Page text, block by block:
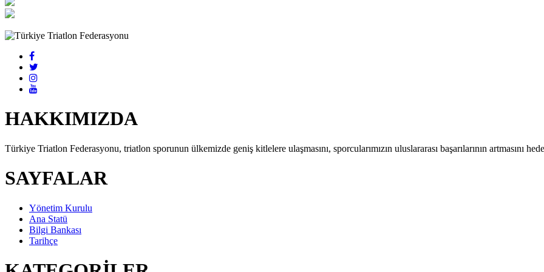
HAKKIMIZDA
Türkiye Triatlon Federasyonu, triatlon sporunun ülkemizde geniş kitlelere ulaşmasını, sporcularımızın uluslararası başarılarının artmasını
SAYFALAR
Yönetim Kurulu
Ana Statü
Bilgi Bankası
Tarihçe